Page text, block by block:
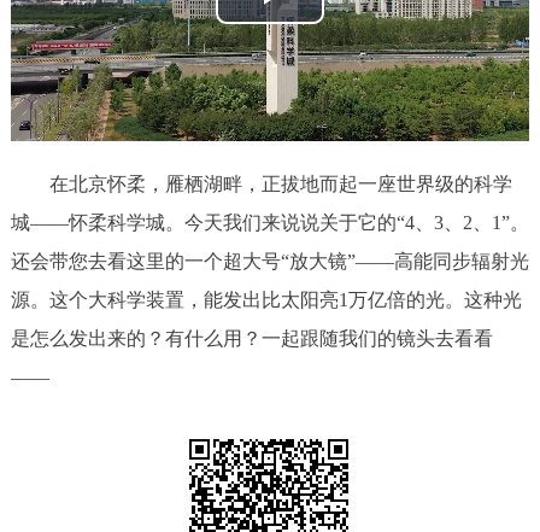
决策公开 专题公开
政务服务
个人服务 法人服务 部门服务
便民服务 利企服务 投资项目
中介服务 阳光政务
政民互动
在线访谈
播
放
视
频
在北京怀柔，雁栖湖畔，正拔地而起一座世界级的科学
城——怀柔科学城。今天我们来说说关于它的“4、3、2、1”。
还会带您去看这里的一个超大号“放大镜”——高能同步辐射光
源。这个大科学装置，能发出比太阳亮1万亿倍的光。这种光
是怎么发出来的？有什么用？一起跟随我们的镜头去看看
——